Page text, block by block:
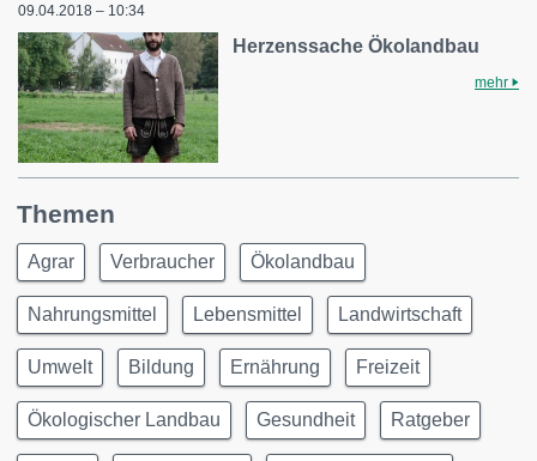
09.04.2018 – 10:34
Herzenssache Ökolandbau
mehr
Themen
Agrar Verbraucher Ökolandbau
Nahrungsmittel Lebensmittel Landwirtschaft
Umwelt Bildung Ernährung Freizeit
Ökologischer Landbau Gesundheit Ratgeber